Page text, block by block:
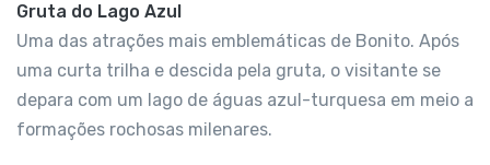
Gruta do Lago Azul
Uma das atrações mais emblemáticas de Bonito. Após
uma curta trilha e descida pela gruta, o visitante se
depara com um lago de águas azul-turquesa em meio a
formações rochosas milenares.